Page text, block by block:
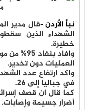
نبأ الأردن -قال مدير
الشهداء الذين
خطيرة.
وافاد
العمليات دون تخدير.
واكد ارتفاع عدد
في جباليا إلى 26.
كما قال ان قصف
أضرار جسيمة وإصابات.